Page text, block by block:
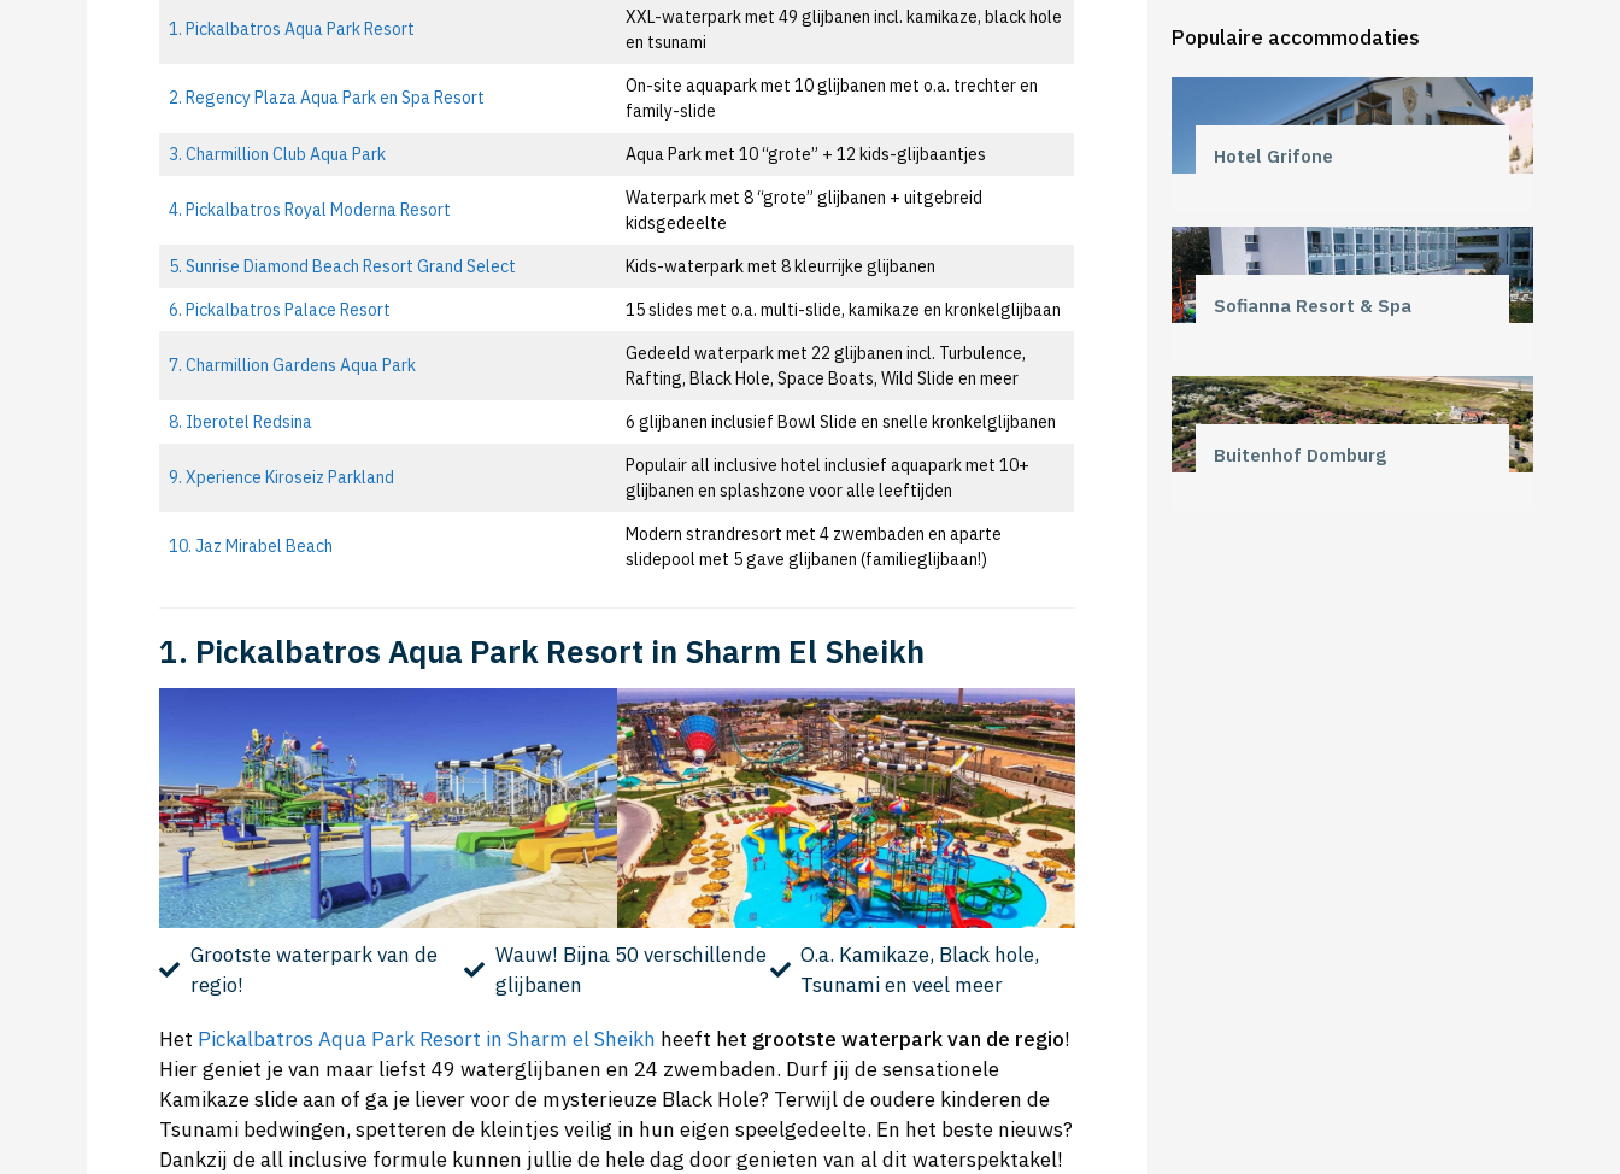
1. Pickalbatros Aqua Park Resort
XXL-waterpark met 49 glijbanen incl. kamikaze, black hole
en tsunami
2. Regency Plaza Aqua Park en Spa Resort
On-site aquapark met 10 glijbanen met o.a. trechter en
family-slide
3. Charmillion Club Aqua Park
Aqua Park met 10 “grote” + 12 kids-glijbaantjes
4. Pickalbatros Royal Moderna Resort
Waterpark met 8 “grote” glijbanen + uitgebreid
kidsgedeelte
5. Sunrise Diamond Beach Resort Grand Select
Kids-waterpark met 8 kleurrijke glijbanen
6. Pickalbatros Palace Resort
15 slides met o.a. multi-slide, kamikaze en kronkelglijbaan
7. Charmillion Gardens Aqua Park
Gedeeld waterpark met 22 glijbanen incl. Turbulence,
Rafting, Black Hole, Space Boats, Wild Slide en meer
8. Iberotel Redsina
6 glijbanen inclusief Bowl Slide en snelle kronkelglijbanen
9. Xperience Kiroseiz Parkland
Populair all inclusive hotel inclusief aquapark met 10+
glijbanen en splashzone voor alle leeftijden
10. Jaz Mirabel Beach
Modern strandresort met 4 zwembaden en aparte
slidepool met 5 gave glijbanen (familieglijbaan!)
1. Pickalbatros Aqua Park Resort in Sharm El Sheikh
Grootste waterpark van de
regio!
Wauw! Bijna 50 verschillende
glijbanen
O.a. Kamikaze, Black hole,
Tsunami en veel meer
Het Pickalbatros Aqua Park Resort in Sharm el Sheikh heeft het grootste waterpark van de regio!
Hier geniet je van maar liefst 49 waterglijbanen en 24 zwembaden. Durf jij de sensationele
Kamikaze slide aan of ga je liever voor de mysterieuze Black Hole? Terwijl de oudere kinderen de
Tsunami bedwingen, spetteren de kleintjes veilig in hun eigen speelgedeelte. En het beste nieuws?
Dankzij de all inclusive formule kunnen jullie de hele dag door genieten van al dit waterspektakel!
Populaire accommodaties
Hotel Grifone
Sofianna Resort & Spa
Buitenhof Domburg